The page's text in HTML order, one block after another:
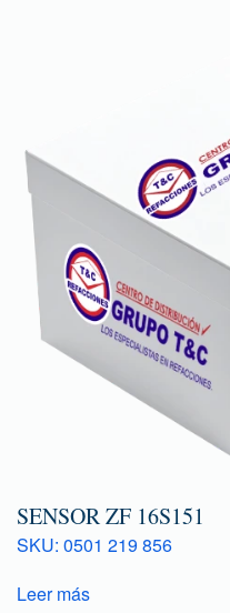
SENSOR ZF 16S151
SKU: 0501 219 856
Leer más